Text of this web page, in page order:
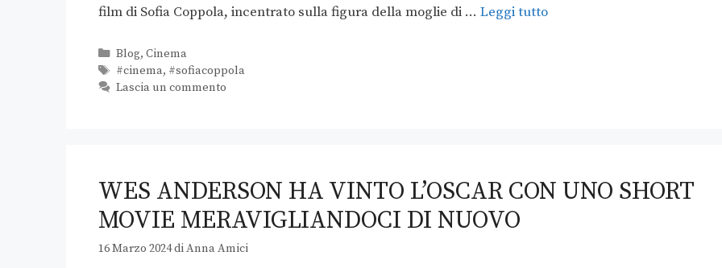
film di Sofia Coppola, incentrato sulla figura della moglie di … Leggi tutto
Blog, Cinema
#cinema, #sofiacoppola
Lascia un commento
WES ANDERSON HA VINTO L’OSCAR CON UNO SHORT
MOVIE MERAVIGLIANDOCI DI NUOVO
16 Marzo 2024diAnna Amici